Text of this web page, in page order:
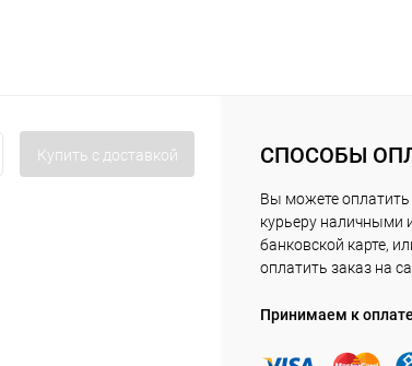
Купить c доставкой СПОСОБЫ
Вы можете оплатить
курьеру наличными
банковской карте,
оплатить заказ на
Принимаем к оплате